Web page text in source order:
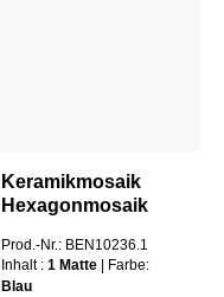
Keramikmosaik
Hexagonmosaik
Prod.-Nr.: BEN10236.1
Inhalt : 1 Matte
| Farbe:
Blau